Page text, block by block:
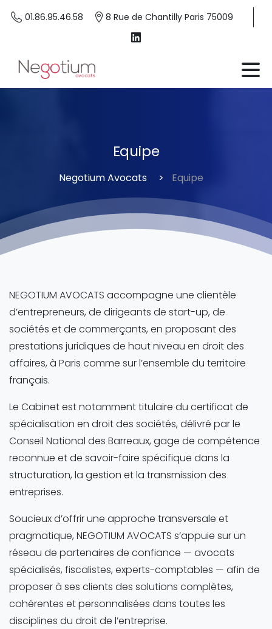
01.86.95.46.58 8 Rue de Chantilly Paris 75009
Equipe
Negotium Avocats Equipe
NEGOTIUM AVOCATS accompagne une clientèle
d’entrepreneurs, de dirigeants de start-up, de
sociétés et de commerçants, en proposant des
prestations juridiques de haut niveau en droit des
affaires, à Paris comme sur l’ensemble du territoire
français.
Le Cabinet est notamment titulaire du certificat de
spécialisation en droit des sociétés, délivré par le
Conseil National des Barreaux, gage de compétence
reconnue et de savoir-faire spécifique dans la
structuration, la gestion et la transmission des
entreprises.
Soucieux d’offrir une approche transversale et
pragmatique, NEGOTIUM AVOCATS s’appuie sur un
réseau de partenaires de confiance — avocats
spécialisés, fiscalistes, experts-comptables — afin de
proposer à ses clients des solutions complètes,
cohérentes et personnalisées dans toutes les
disciplines du droit de l’entreprise.